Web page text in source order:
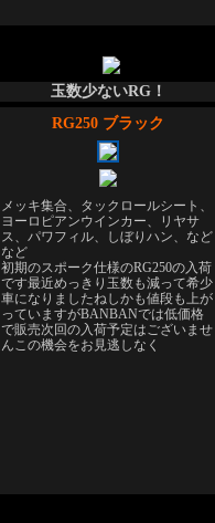
玉数少ないRG！
RG250 ブラック
メッキ集合、タックロールシート、
ヨーロピアンウインカー、リヤサ
ス、パワフィル、しぼりハン、など
など
初期のスポーク仕様のRG250の入荷
です最近めっきり玉数も減って希少
車になりましたねしかも値段も上が
っていますがBANBANでは低価格
で販売次回の入荷予定はございませ
んこの機会をお見逃しなく